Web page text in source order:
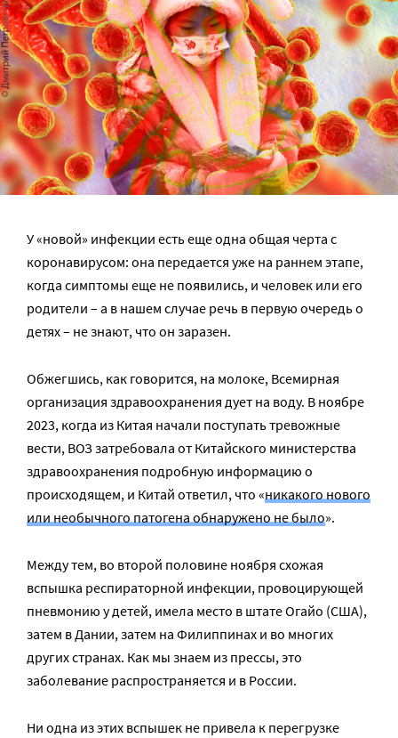
У «новой» инфекции есть еще одна общая черта с
коронавирусом: она передается уже на раннем этапе,
когда симптомы еще не появились, и человек или его
родители – а в нашем случае речь в первую очередь о
детях – не знают, что он заразен.
Обжегшись, как говорится, на молоке, Всемирная
организация здравоохранения дует на воду. В ноябре
2023, когда из Китая начали поступать тревожные
вести, ВОЗ затребовала от Китайского министерства
здравоохранения подробную информацию о
происходящем, и Китай ответил, что «никакого нового
или необычного патогена обнаружено не было».
Между тем, во второй половине ноября схожая
вспышка респираторной инфекции, провоцирующей
пневмонию у детей, имела место в штате Огайо (США),
затем в Дании, затем на Филиппинах и во многих
других странах. Как мы знаем из прессы, это
заболевание распространяется и в России.
Ни одна из этих вспышек не привела к перегрузке